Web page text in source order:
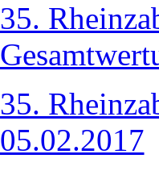
35.
35.
05.02.2017